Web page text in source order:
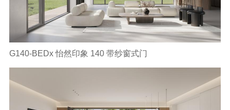
G140-BEDx 怡然印象 140 带纱窗式门